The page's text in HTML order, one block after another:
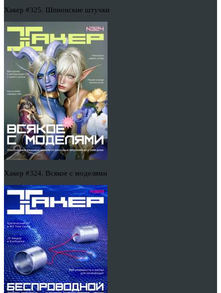
Хакер #325. Шпионские штучки
Хакер #324. Всякое с моделями